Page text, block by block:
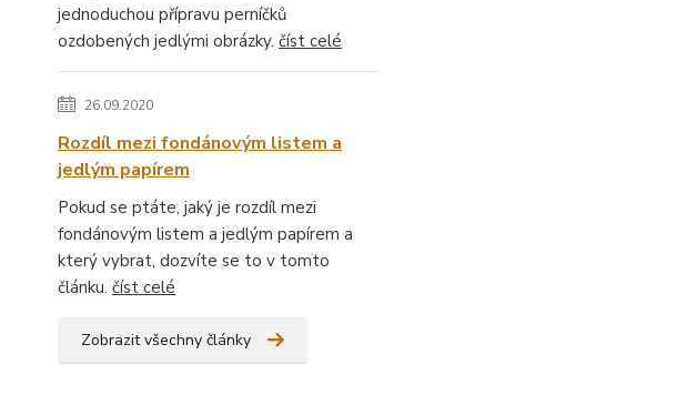
jednoduchou přípravu perníčků
ozdobených jedlými obrázky. číst celé
26.09.2020
Rozdíl mezi fondánovým listem a
jedlým papírem
Pokud se ptáte, jaký je rozdíl mezi
fondánovým listem a jedlým papírem a
který vybrat, dozvíte se to v tomto
článku. číst celé
Zobrazit všechny články